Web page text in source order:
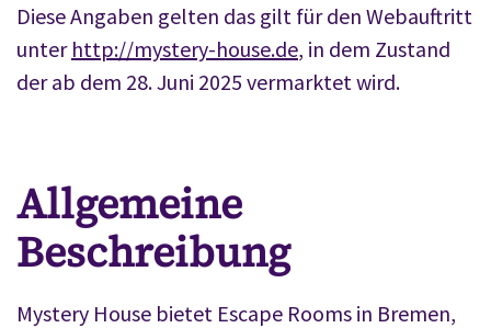
Diese Angaben gelten das gilt für den Webauftritt
unter http://mystery-house.de, in dem Zustand
der ab dem 28. Juni 2025 vermarktet wird.
Allgemeine
Beschreibung
Mystery House bietet Escape Rooms in Bremen,